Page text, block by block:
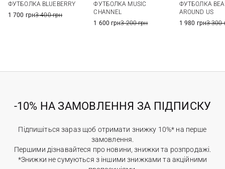
ФУТБОЛКА BLUEBERRY
1 700 грн3 400 грн
XL
ФУТБОЛКА MUSIC
CHANNEL
1 600 грн3 200 грн
ФУТБОЛКА
AROUND US
1 980 грн3 300
-10% НА ЗАМОВЛЕННЯ ЗА ПІДПИСКУ
Підпишіться зараз щоб отримати знижку 10%* на перше
замовлення.
Першими дізнавайтеся про новини, знижки та розпродажі.
*Знижки не сумуються з іншими знижками та акційними